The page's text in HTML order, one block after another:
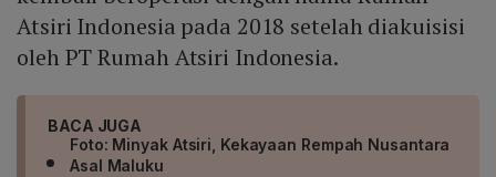
Atsiri Indonesia pada 2018 setelah diakuisisi
oleh PT Rumah Atsiri Indonesia.
BACA JUGA
Foto: Minyak Atsiri, Kekayaan Rempah Nusantara
Asal Maluku